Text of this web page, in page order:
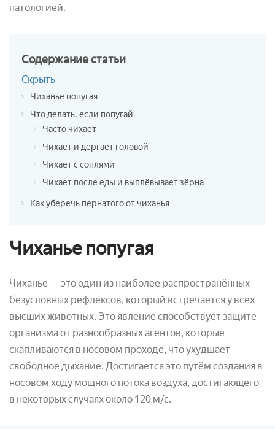
патологией.
Содержаниестатьи
Скрыть
Чиханье попугая
Что делать, если попугай
Часто чихает
Чихает и дёргает головой
Чихает с соплями
Чихает после еды и выплёвывает зёрна
Как уберечь пернатого от чиханья
Чиханье попугая
Чиханье — это один из наиболее распространённых
безусловных рефлексов, который встречается у всех
высших животных. Это явление способствует защите
организма от разнообразных агентов, которые
скапливаются в носовом проходе, что ухудшает
свободное дыхание. Достигается это путём создания в
носовом ходу мощного потока воздуха, достигающего
в некоторых случаях около 120 м/с.